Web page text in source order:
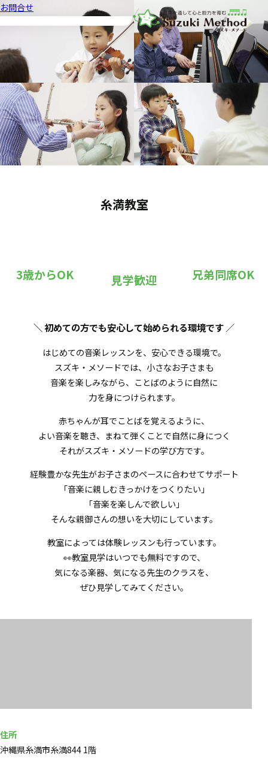
音楽教室スズキ・メソード | 公益
お問合せ
糸満教室
3歳からOK 見学歓迎 兄弟同席OK
＼ 初めての方でも安心して始められる環境です／
はじめての音楽レッスンを、安心できる環境で。
スズキ・メソードでは、小さなお子さまも
音楽を楽しみながら、ことばのように自然に
力を身につけられます。
赤ちゃんが耳でことばを覚えるように、
よい音楽を聴き、まねて弾くことで自然に身につく
それがスズキ・メソードの学び方です。
経験豊かな先生がお子さまのペースに合わせてサポート
「音楽に親しむきっかけをつくりたい」
「音楽を楽しんで欲しい」
そんな親御さんの想いを大切にしています。
教室によっては体験レッスンも行っています。
👀教室見学はいつでも無料ですので、
気になる楽器、気になる先生のクラスを、
ぜひ見学してみてください。
住所
沖縄県糸満市糸満844 1階